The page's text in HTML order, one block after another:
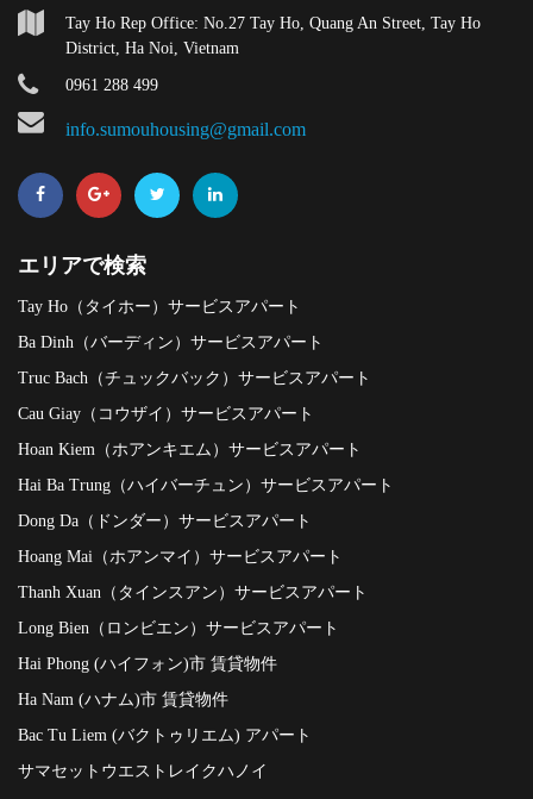
Tay Ho Rep Office: No.27 Tay Ho, Quang An Street, Tay Ho
District, Ha Noi, Vietnam
0961 288 499
info.sumouhousing@gmail.com
エリアで検索
Tay Ho（タイホー）サービスアパート
Ba Dinh（バーディン）サービスアパート
Truc Bach（チュックバック）サービスアパート
Cau Giay（コウザイ）サービスアパート
Hoan Kiem（ホアンキエム）サービスアパート
Hai Ba Trung（ハイバーチュン）サービスアパート
Dong Da（ドンダー）サービスアパート
Hoang Mai（ホアンマイ）サービスアパート
Thanh Xuan（タインスアン）サービスアパート
Long Bien（ロンビエン）サービスアパート
Hai Phong (ハイフォン)市 賃貸物件
Ha Nam (ハナム)市 賃貸物件
Bac Tu Liem (バクトゥリエム) アパート
サマセットウエストレイクハノイ